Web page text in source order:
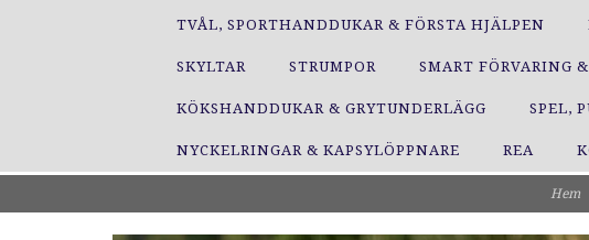
TVÅL, SPORTHANDDUKAR & FÖRSTA HJÄLPEN
SKYLTAR STRUMPOR SMART FÖRVARING
KÖKSHANDDUKAR & GRYTUNDERLÄGG SPEL,
NYCKELRINGAR & KAPSYLÖPPNARE REA
Hem